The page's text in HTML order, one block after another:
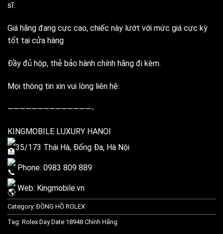
sĩ.
Giá hãng đang cực cao, chiếc này lướt với mức giá cực kỳ
tốt tại cửa hàng
Đầy đủ hộp, thẻ bảo hành chính hãng đi kèm.
Mọi thông tin xin vui lòng liên hệ:
——————————————-
KINGMOBILE LUXURY HANOI
35/173 Thái Hà, Đống Đa, Hà Nội
Phone: 0983 809 889
Web: Kingmobile.vn
Category:ĐỒNG HỒ ROLEX
Tag: Rolex Day Date 18948 Chính Hãng